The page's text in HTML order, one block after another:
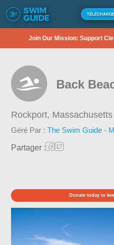
Join Our Mission: Support
Back
Rockport, Massachusetts
Géré Par :The Swim Guide -
Partager :
Donate today to